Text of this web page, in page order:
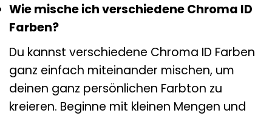
Wie mische ich verschiedene Chroma ID
Farben?
Du kannst verschiedene Chroma ID Farben
ganz einfach miteinander mischen, um
deinen ganz persönlichen Farbton zu
kreieren. Beginne mit kleinen Mengen und